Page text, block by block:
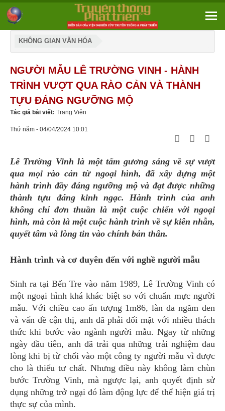
KHÔNG GIAN VĂN HÓA
NGƯỜI MẪU LÊ TRƯỜNG VINH - HÀNH
TRÌNH VƯỢT QUA RÀO CẢN VÀ THÀNH
TỰU ĐÁNG NGƯỠNG MỘ
Tác giả bài viết: Trang Viên
Thứ năm - 04/04/2024 10:01
Lê Trường Vinh là một tấm gương sáng về sự vượt
qua mọi rào cản từ ngoại hình, đã xây dựng một
hành trình đầy đáng ngưỡng mộ và đạt được những
thành tựu đáng kinh ngạc. Hành trình của anh
không chỉ đơn thuần là một cuộc chiến với ngoại
hình, mà còn là một cuộc hành trình về sự kiên nhẫn,
quyết tâm và lòng tin vào chính bản thân.
Hành trình và cơ duyên đến với nghề người mẫu
Sinh ra tại Bến Tre vào năm 1989, Lê Trường Vinh có
một ngoại hình khá khác biệt so với chuẩn mực người
mẫu. Với chiều cao ấn tượng 1m86, làn da ngăm đen
và vấn đề cận thị, anh đã phải đối mặt với nhiều thách
thức khi bước vào ngành người mẫu. Ngay từ những
ngày đầu tiên, anh đã trải qua những trải nghiệm đau
lòng khi bị từ chối vào một công ty người mẫu vì được
cho là thiếu tư chất. Nhưng điều này không làm chùn
bước Trường Vinh, mà ngược lại, anh quyết định sử
dụng những trở ngại đó làm động lực để thể hiện giá trị
thực sự của mình.